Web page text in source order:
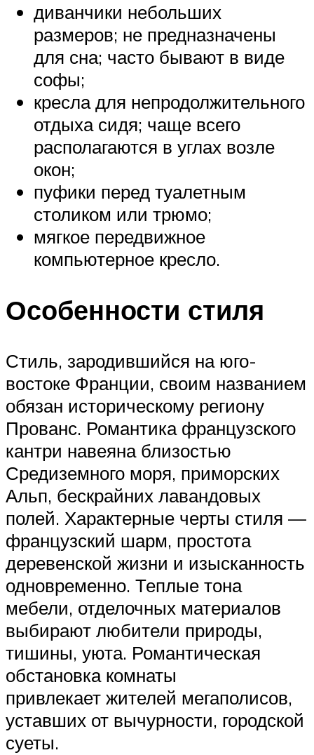
диванчики небольших
размеров; не предназначены
для сна; часто бывают в виде
софы;
кресла для непродолжительного
отдыха сидя; чаще всего
располагаются в углах возле
окон;
пуфики перед туалетным
столиком или трюмо;
мягкое передвижное
компьютерное кресло.
Особенности стиля
Стиль, зародившийся на юго-
востоке Франции, своим названием
обязан историческому региону
Прованс. Романтика французского
кантри навеяна близостью
Средиземного моря, приморских
Альп, бескрайних лавандовых
полей. Характерные черты стиля —
французский шарм, простота
деревенской жизни и изысканность
одновременно. Теплые тона
мебели, отделочных материалов
выбирают любители природы,
тишины, уюта. Романтическая
обстановка комнаты
привлекает жителей мегаполисов,
уставших от вычурности, городской
суеты.